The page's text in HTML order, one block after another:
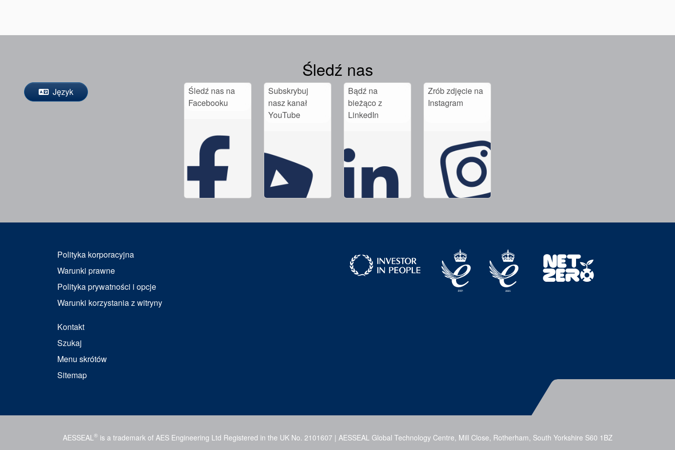
Śledź nas
Język
Śledź nas na
Facebooku
Subskrybuj
nasz kanał
YouTube
Bądź na
bieżąco z
LinkedIn
Zrób zdjęcie na
Instagram
Polityka korporacyjna
Warunki prawne
Polityka prywatności i opcje
Warunki korzystania z witryny
Kontakt
Szukaj
Menu skrótów
Sitemap
AESSEAL ®is a trademark of AES Engineering Ltd Registered in the UK No. 2101607 | AESSEAL Global Technology Centre, Mill Close, Rotherham, South Yorkshire S60 1BZ